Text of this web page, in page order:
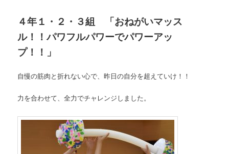
４年１・２・３組 「おねがいマッス
ル！！パワフルパワーでパワーアッ
プ！！」
自慢の筋肉と折れない心で、昨日の自分を超えていけ！！
力を合わせて、全力でチャレンジしました。